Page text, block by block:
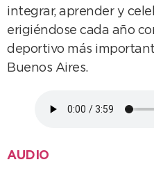
integrar, aprender y
erigiéndose cada año
deportivo más
Buenos Aires.
AUDIO